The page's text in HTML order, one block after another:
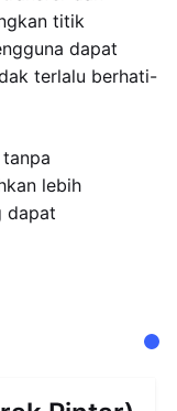
titik
dapat
terlalu berhati-
lebih
dapat